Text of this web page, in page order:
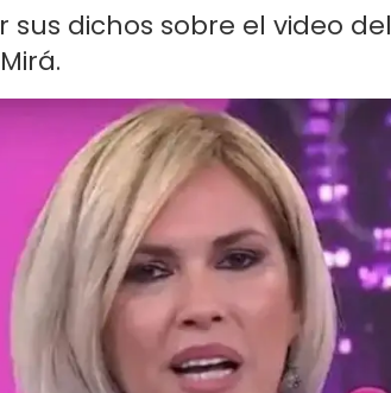
dichos sobre el video del